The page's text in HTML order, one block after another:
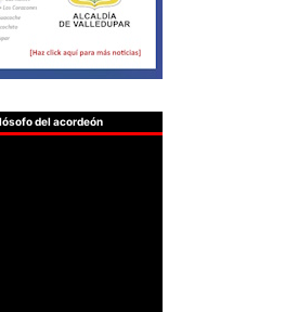
del acordeón